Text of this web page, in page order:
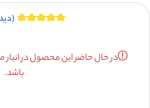
در حال حاضر این محصول در
باشد.